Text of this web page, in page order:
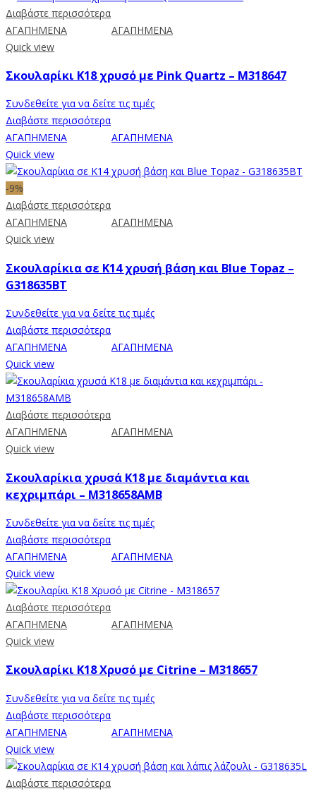
Διαβάστε περισσότερα
ΑΓΑΠΗΜΕΝΑ
ΑΓΑΠΗΜΕΝΑ
Quick view
Σκουλαρίκι Κ18 χρυσό με Pink Quartz – M318647
Συνδεθείτε για να δείτε τις τιμές
Διαβάστε περισσότερα
ΑΓΑΠΗΜΕΝΑ
ΑΓΑΠΗΜΕΝΑ
Quick view
-9%
Διαβάστε περισσότερα
ΑΓΑΠΗΜΕΝΑ
ΑΓΑΠΗΜΕΝΑ
Quick view
Σκουλαρίκια σε Κ14 χρυσή βάση και Blue Topaz –
G318635BT
Συνδεθείτε για να δείτε τις τιμές
Διαβάστε περισσότερα
ΑΓΑΠΗΜΕΝΑ
ΑΓΑΠΗΜΕΝΑ
Quick view
Διαβάστε περισσότερα
ΑΓΑΠΗΜΕΝΑ
ΑΓΑΠΗΜΕΝΑ
Quick view
Σκουλαρίκια χρυσά Κ18 με διαμάντια και
κεχριμπάρι – M318658AMB
Συνδεθείτε για να δείτε τις τιμές
Διαβάστε περισσότερα
ΑΓΑΠΗΜΕΝΑ
ΑΓΑΠΗΜΕΝΑ
Quick view
Διαβάστε περισσότερα
ΑΓΑΠΗΜΕΝΑ
ΑΓΑΠΗΜΕΝΑ
Quick view
Σκουλαρίκι Κ18 Χρυσό με Citrine – M318657
Συνδεθείτε για να δείτε τις τιμές
Διαβάστε περισσότερα
ΑΓΑΠΗΜΕΝΑ
ΑΓΑΠΗΜΕΝΑ
Quick view
Διαβάστε περισσότερα